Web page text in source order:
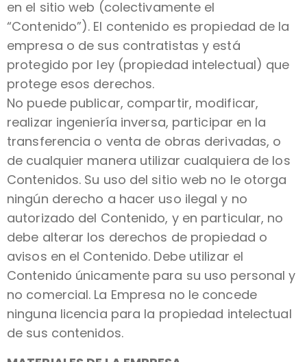
en el sitio web (colectivamente el
“Contenido”). El contenido es propiedad de la
empresa o de sus contratistas y está
protegido por ley (propiedad intelectual) que
protege esos derechos.
No puede publicar, compartir, modificar,
realizar ingeniería inversa, participar en la
transferencia o venta de obras derivadas, o
de cualquier manera utilizar cualquiera de los
Contenidos. Su uso del sitio web no le otorga
ningún derecho a hacer uso ilegal y no
autorizado del Contenido, y en particular, no
debe alterar los derechos de propiedad o
avisos en el Contenido. Debe utilizar el
Contenido únicamente para su uso personal y
no comercial. La Empresa no le concede
ninguna licencia para la propiedad intelectual
de sus contenidos.